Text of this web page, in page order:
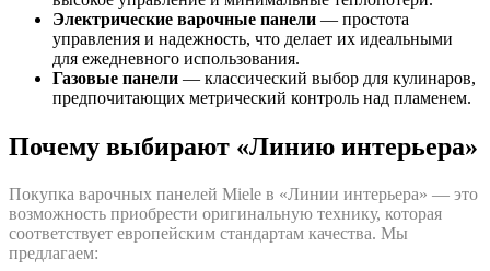
Электрические варочные панели — простота
управления и надежность, что делает их идеальными
для ежедневного использования.
Газовые панели — классический выбор для кулинаров,
предпочитающих метрический контроль над пламенем.
Почему выбирают «Линию интерьера»
Покупка варочных панелей Miele в «Линии интерьера» — это
возможность приобрести оригинальную технику, которая
соответствует европейским стандартам качества. Мы
предлагаем: